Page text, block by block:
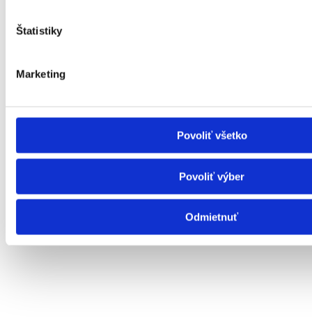
Štatistiky
Marketing
Povoliť všetko
Povoliť výber
Odmietnuť
Provider
ID number : 50272161